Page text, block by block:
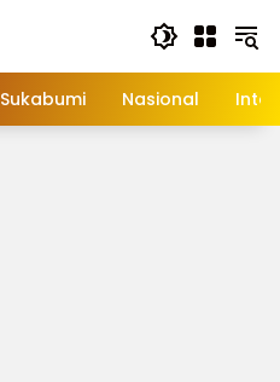
Sukabumi Nasional